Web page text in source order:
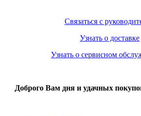
Связаться с
Узнать о доставке
Узнать о сервисном
Доброго Вам дня и удачных